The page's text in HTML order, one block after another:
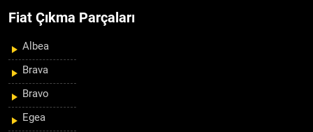
Fiat Çıkma Parçaları
Albea
Brava
Bravo
Egea